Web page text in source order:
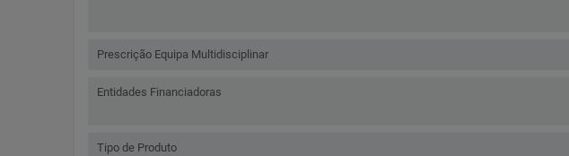
Prescrição Equipa Multidisciplinar
Entidades Financiadoras
Tipo de Produto